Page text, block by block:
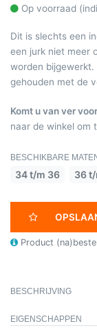
Op voorraad
Dit is slechts een
een jurk niet meer
worden
gehouden met de
Komt u van ver
naar de winkel om
BESCHIKBARE
34 t/m 36 36
Product
BESCHRIJVING
EIGENSCHAPPEN